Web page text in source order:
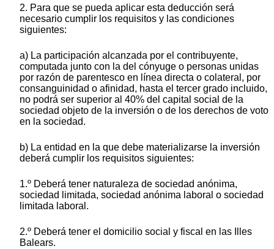
2. Para que se pueda aplicar esta deducción será
necesario cumplir los requisitos y las condiciones
siguientes:
a) La participación alcanzada por el contribuyente,
computada junto con la del cónyuge o personas unidas
por razón de parentesco en línea directa o colateral, por
consanguinidad o afinidad, hasta el tercer grado incluido,
no podrá ser superior al 40% del capital social de la
sociedad objeto de la inversión o de los derechos de voto
en la sociedad.
b) La entidad en la que debe materializarse la inversión
deberá cumplir los requisitos siguientes:
1.º Deberá tener naturaleza de sociedad anónima,
sociedad limitada, sociedad anónima laboral o sociedad
limitada laboral.
2.º Deberá tener el domicilio social y fiscal en las Illes
Balears.